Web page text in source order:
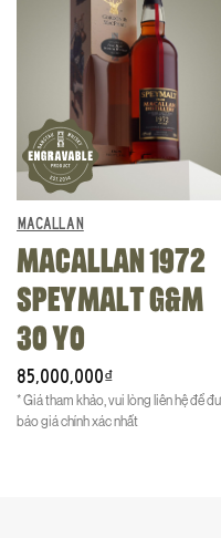
MACALLAN
MACALLAN 1972
SPEYMALT G&M
30 YO
85,000,000₫
* Giá tham khảo, vui lòng liên hệ để
báo giá chính xác nhất